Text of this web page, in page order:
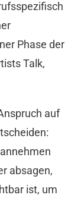
Phase der
Talk,
auf
absagen,
ist, um